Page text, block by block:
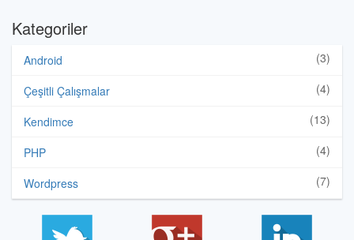
Kategoriler
Android (3)
Çeşitli Çalışmalar (4)
Kendimce (13)
PHP (4)
Wordpress (7)